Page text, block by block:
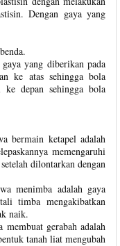
Dengan gaya yang
yang diberikan pada
ke atas sehingga bola
depan sehingga bola
bermain ketapel adalah
memengaruhi
dilontarkan dengan
menimba adalah gaya
timba mengakibatkan
naik.
gerabah adalah
tanah liat mengubah